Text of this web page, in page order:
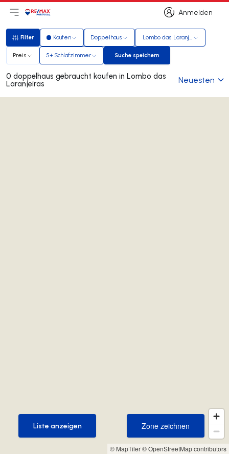
Anmelden
Anmelden
Hauptmenü öffnen
LogoZur Startseite
Filter
Filter Kaufen Doppelhaus Lombo das Laranjeiras
Preis 5+ Schlafzimmer Suche speichern
Suche speichern
0 doppelhaus gebraucht kaufen in Lombo das
Laranjeiras Neuesten
© MapTiler© OpenStreetMap contributors
Zone zeichnen
Zone zeichnen
Liste anzeigen
Liste anzeigen